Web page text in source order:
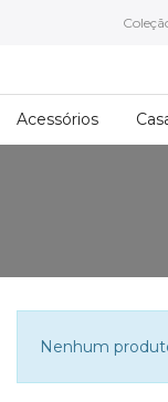
Acessórios
Nenhum